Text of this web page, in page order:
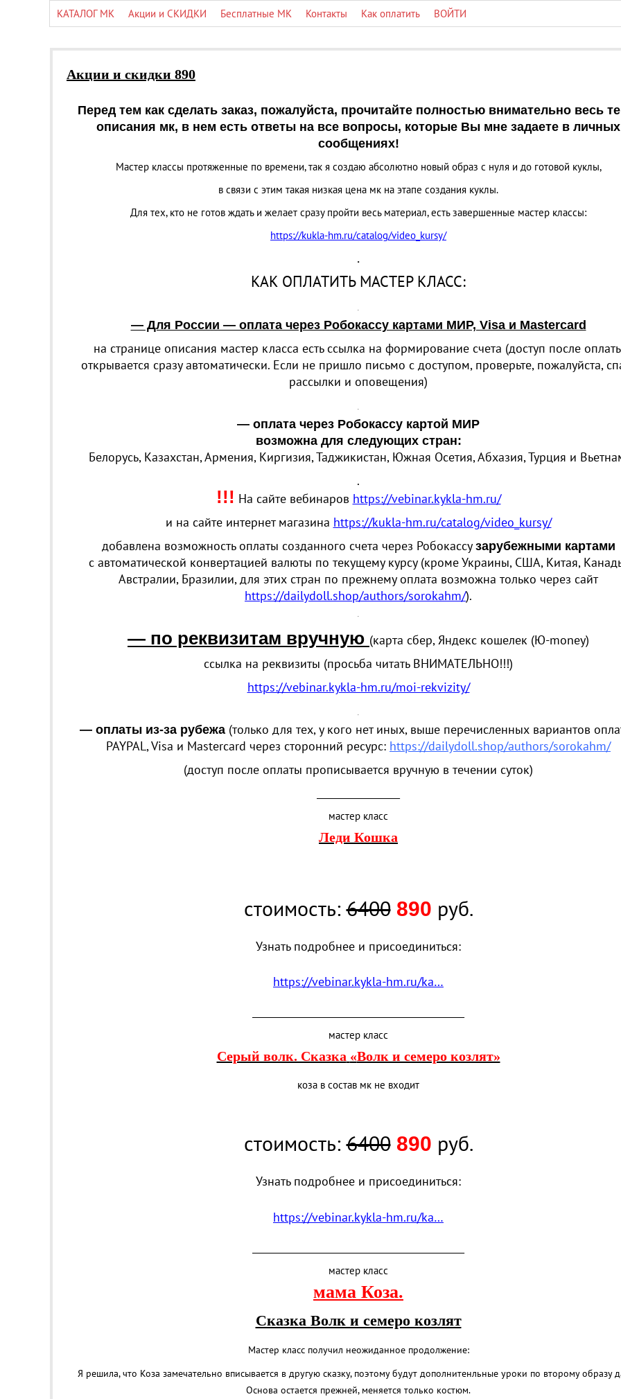
КАТАЛОГ МК Акции и СКИДКИ Бесплатные МК Контакты Как оплатить ВОЙТИ
Акции и скидки 890
Перед тем как сделать заказ, пожалуйста, прочитайте полностью внимательно весь
описания мк, в нем есть ответы на все вопросы, которые Вы мне задаете в личных
сообщениях!
Мастер классы протяженные по времени, так я создаю абсолютно новый образ с нуля и до готовой куклы,
в связи с этим такая низкая цена мк на этапе создания куклы.
Для тех, кто не готов ждать и желает сразу пройти весь материал, есть завершенные мастер классы:
https://kukla-hm.ru/catalog/video_kursy/
.
КАК ОПЛАТИТЬ МАСТЕР КЛАСС:
.
— Для России — оплата через Робокассу картами МИР, Visa и Mastercard
на странице описания мастер класса есть ссылка на формирование счета (доступ после
открывается сразу автоматически. Если не пришло письмо с доступом, проверьте, пожалуйста,
рассылки и оповещения)
.
— оплата через Робокассу картой МИР
возможна для следующих стран:
Белорусь, Казахстан, Армения, Киргизия, Таджикистан, Южная Осетия, Абхазия, Турция и
.
!!! На сайте вебинаров https://vebinar.kykla-hm.ru/
и на сайте интернет магазина https://kukla-hm.ru/catalog/video_kursy/
добавлена возможность оплаты созданного счета через Робокассу зарубежными картами
с автоматической конвертацией валюты по текущему курсу (кроме Украины, США, Китая,
Австралии, Бразилии, для этих стран по прежнему оплата возможна только через сайт
https://dailydoll.shop/authors/sorokahm/).
.
— по реквизитам вручную (карта сбер, Яндекс кошелек (Ю-money)
ссылка на реквизиты (просьба читать ВНИМАТЕЛЬНО!!!)
https://vebinar.kykla-hm.ru/moi-rekvizity/
.
— оплаты из-за рубежа (только для тех, у кого нет иных, выше перечисленных вариантов
PAYPAL,Visa и Mastercard через сторонний ресурс: https://dailydoll.shop/authors/sorokahm/
(доступ после оплаты прописывается вручную в течении суток)
мастер класс
Леди Кошка
стоимость:6400 890 руб.
Узнать подробнее и присоединиться:
https://vebinar.kykla-hm.ru/ka…
мастер класс
Серый волк. Сказка «Волк и семеро козлят»
коза в состав мк не входит
стоимость:6400 890 руб.
Узнать подробнее и присоединиться:
https://vebinar.kykla-hm.ru/ka…
мастер класс
мама Коза.
Сказка Волк и семеро козлят
Мастер класс получил неожиданное продолжение:
Я решила, что Коза замечательно вписывается в другую сказку, поэтому будут дополнитенльные уроки по второму образу
Основа остается прежней, меняется только костюм.